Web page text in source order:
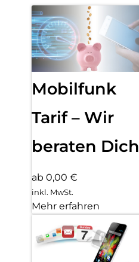
Mobilfunk
Tarif – Wir
beraten Dich
ab 0,00 €
inkl. MwSt.
Mehr erfahren